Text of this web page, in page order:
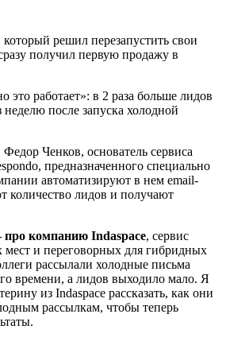
который решил перезапустить свои
получил первую продажу в
Ченков, основатель сервиса
предназначенного специально
автоматизируют в нем email-
количество лидов и получают
компанию Indaspace, сервис
мест и переговорных для гибридных
рассылали холодные письма
времени, а лидов выходило мало. Я
из Indaspace рассказать, как они
рассылкам, чтобы теперь